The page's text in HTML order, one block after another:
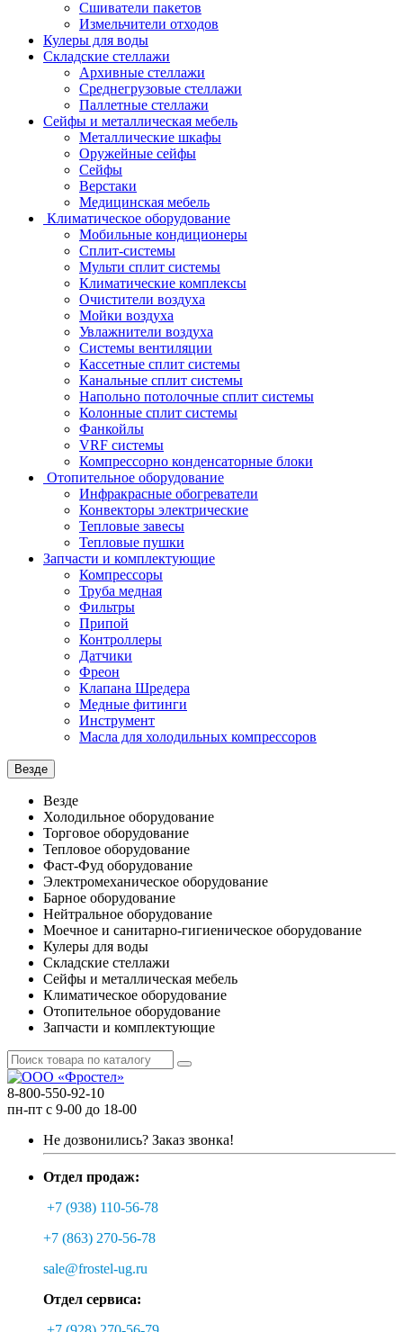
Сшиватели пакетов
Измельчители отходов
Кулеры для воды
Складские стеллажи
Архивные стеллажи
Среднегрузовые стеллажи
Паллетные стеллажи
Сейфы и металлическая мебель
Металлические шкафы
Оружейные сейфы
Сейфы
Верстаки
Медицинская мебель
Климатическое оборудование
Мобильные кондиционеры
Сплит-системы
Мульти сплит системы
Климатические комплексы
Очистители воздуха
Мойки воздуха
Увлажнители воздуха
Системы вентиляции
Кассетные сплит системы
Канальные сплит системы
Напольно потолочные сплит системы
Колонные сплит системы
Фанкойлы
VRF системы
Компрессорно конденсаторные блоки
Отопительное оборудование
Инфракрасные обогреватели
Конвекторы электрические
Тепловые завесы
Тепловые пушки
Запчасти и комплектующие
Компрессоры
Труба медная
Фильтры
Припой
Контроллеры
Датчики
Фреон
Клапана Шредера
Медные фитинги
Инструмент
Масла для холодильных компрессоров
Везде
Везде
Холодильное оборудование
Торговое оборудование
Тепловое оборудование
Фаст-Фуд оборудование
Электромеханическое оборудование
Барное оборудование
Нейтральное оборудование
Моечное и санитарно-гигиеническое оборудование
Кулеры для воды
Складские стеллажи
Сейфы и металлическая мебель
Климатическое оборудование
Отопительное оборудование
Запчасти и комплектующие
8-800-550-92-10
пн-пт с 9-00 до 18-00
Не дозвонились? Заказ звонка!
Отдел продаж:
+7 (938) 110-56-78
+7 (863) 270-56-78
sale@frostel-ug.ru
Отдел сервиса: